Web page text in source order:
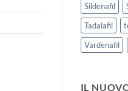
Sildenafil
Tadalafil
Vardenafil
IL